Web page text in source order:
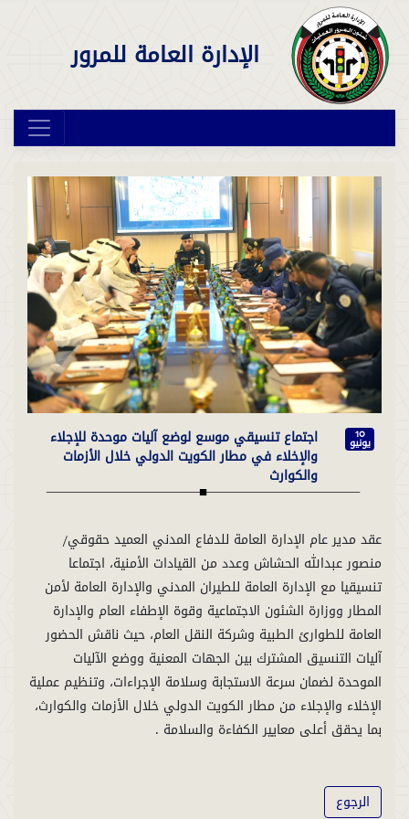
الإدارة العامة للمرور
10
يونيو اجتماع تنسيقي موسع لوضع آليات موحدة للإجلاء
والإخلاء في مطار الكويت الدولي خلال الأزمات
والكوارث
عقد مدير عام الإدارة العامة للدفاع المدني العميد حقوقي/
منصور عبدالله الحشاش وعدد من القيادات الأمنية، اجتماعا
تنسيقيا مع الإدارة العامة للطيران المدني والإدارة العامة لأمن
المطار ووزارة الشئون الاجتماعية وقوة الإطفاء العام والإدارة
العامة للطوارئ الطبية وشركة النقل العام، حيث ناقش الحضور
آليات التنسيق المشترك بين الجهات المعنية ووضع الآليات
الموحدة لضمان سرعة الاستجابة وسلامة الإجراءات، وتنظيم عملية
الإخلاء والإجلاء من مطار الكويت الدولي خلال الأزمات والكوارث،
بما يحقق أعلى معايير الكفاءة والسلامة .
الرجوع